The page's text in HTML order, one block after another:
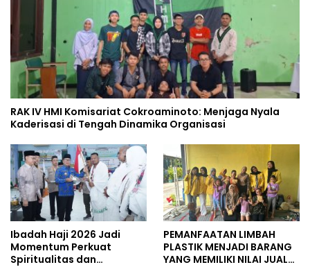
RAK IV HMI Komisariat Cokroaminoto: Menjaga Nyala
Kaderisasi di Tengah Dinamika Organisasi
Ibadah Haji 2026 Jadi
Momentum Perkuat
Spiritualitas dan
PEMANFAATAN LIMBAH
PLASTIK MENJADI BARANG
YANG MEMILIKI NILAI JUAL